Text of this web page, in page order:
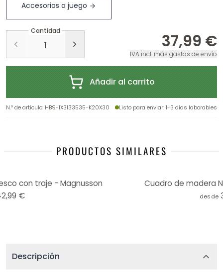
Accesorios a juego
Cantidad
37,99 €
IVA incl. más gastos de envío
Añadir al carrito
N.º de artículo: HB9-1X3133535-K20X30 Listo para enviar: 1-3 días laborables
PRODUCTOS SIMILARES
con traje - Magnusson
€
Cuadro de madera
desde
Descripción